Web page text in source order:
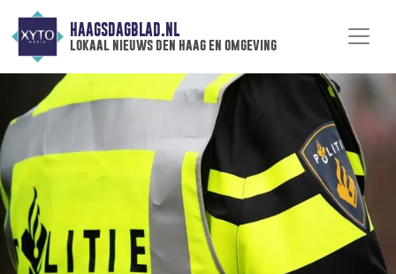
HAAGSDAGBLAD.NL
lokaal nieuws den haag en omgeving